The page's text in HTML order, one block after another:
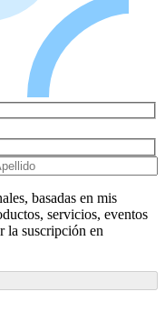
basadas en mis
servicios, eventos
la suscripción en